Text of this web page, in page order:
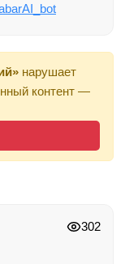
нарушает
контент —
302